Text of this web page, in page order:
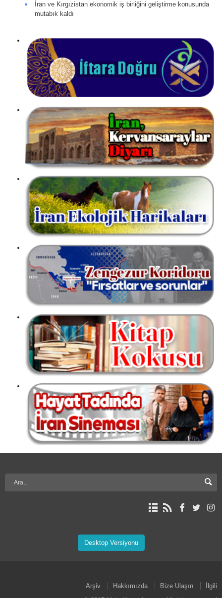
İran ve Kırgızistan ekonomik iş birliğini geliştirme konusunda
mutabık kaldı
Desktop Versiyonu
Arşiv Hakkımızda Bize Ulaşın
İlgili